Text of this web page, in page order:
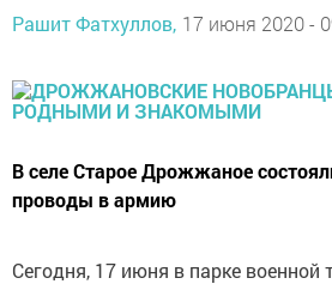
Рашит Фатхуллов, 17 июня 2020 -
В селе Старое Дрожжаное
проводы в армию
Сегодня, 17 июня в парке военной